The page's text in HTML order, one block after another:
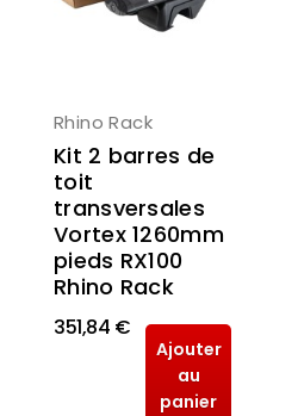
Rhino Rack
Kit 2 barres de
toit
transversales
Vortex 1260mm
pieds RX100
Rhino Rack
351,84 €
Ajouter
au
panier